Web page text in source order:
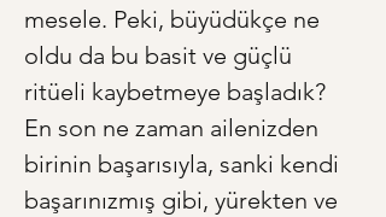
mesele. Peki, büyüdükçe ne
oldu da bu basit ve güçlü
ritüeli kaybetmeye başladık?
En son ne zaman ailenizden
birinin başarısıyla, sanki kendi
başarınızmış gibi, yürekten ve